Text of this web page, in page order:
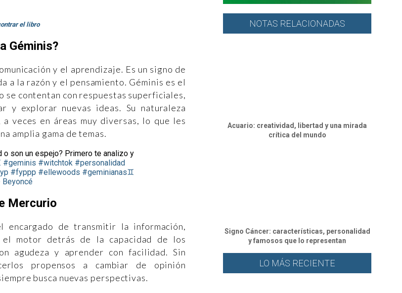
el libro
Géminis?
y el aprendizaje. Es un signo de
a la razón y el pensamiento. Géminis es el
contentan con respuestas superficiales,
y explorar nuevas ideas. Su naturaleza
veces en áreas muy diversas, lo que les
amplia gama de temas.
son un espejo? Primero te analizo y
#geminis #witchtok #personalidad
#fyppp #ellewoods #geminianas♊️
Mercurio
de transmitir la información,
motor detrás de la capacidad de los
agudeza y aprender con facilidad. Sin
propensos a cambiar de opinión
busca nuevas perspectivas.
NOTAS RELACIONADAS
Acuario: creatividad, libertad y una mirada
crítica del mundo
Signo Cáncer: características, personalidad
y famosos que lo representan
LO MÁS RECIENTE